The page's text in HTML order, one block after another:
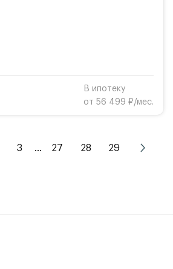
В ипотеку
от 56 499 ₽/мес.
3 … 27 28 29